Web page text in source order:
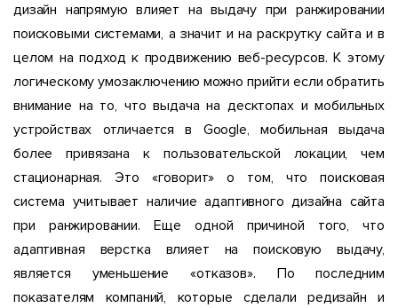
дизайн напрямую влияет на выдачу при ранжировании
поисковыми системами, а значит и на раскрутку сайта и в
целом на подход к продвижению веб-ресурсов. К этому
логическому умозаключению можно прийти если обратить
внимание на то, что выдача на десктопах и мобильных
устройствах отличается в Google, мобильная выдача
более привязана к пользовательской локации, чем
стационарная. Это «говорит» о том, что поисковая
система учитывает наличие адаптивного дизайна сайта
при ранжировании. Еще одной причиной того, что
адаптивная верстка влияет на поисковую выдачу,
является уменьшение «отказов». По последним
показателям компаний, которые сделали редизайн и